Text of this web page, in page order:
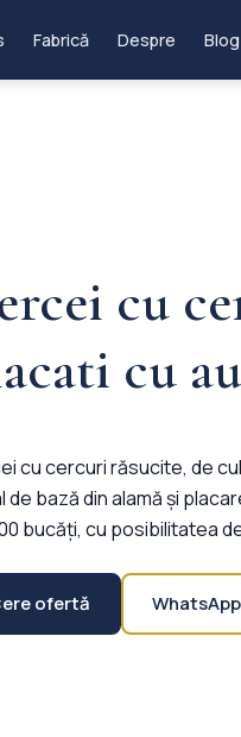
Fabrică Despre Blog
cu
cu
cu cercuri răsucite, de
de bază din alamă și
bucăți, cu posibilitatea
ofertă WhatsApp